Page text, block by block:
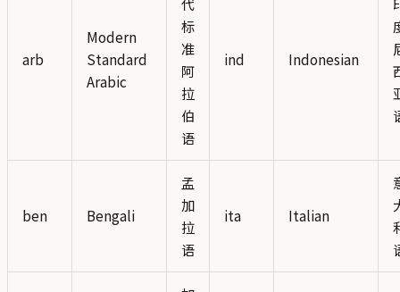
arb
Modern
Standard
Arabic
标
准
阿
拉
伯
语
ind Indonesian
ben Bengali
孟
加
拉
语
ita Italian